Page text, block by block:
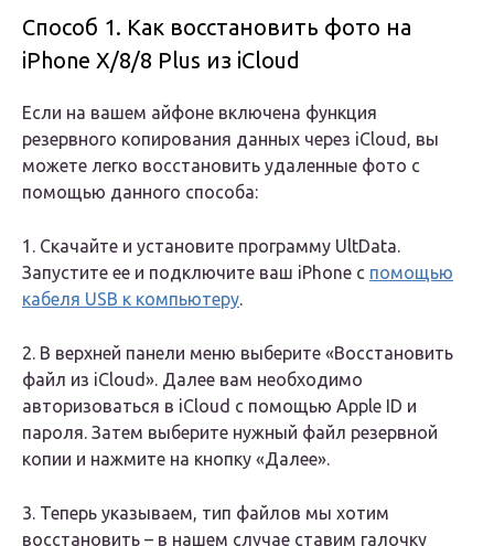
Способ 1. Как восстановить фото на
iPhone X/8/8 Plus из iCloud
Если на вашем айфоне включена функция
резервного копирования данных через iCloud, вы
можете легко восстановить удаленные фото с
помощью данного способа:
1. Скачайте и установите программу UltData.
Запустите ее и подключите ваш iPhone с помощью
кабеля USB к компьютеру.
2. В верхней панели меню выберите «Восстановить
файл из iCloud». Далее вам необходимо
авторизоваться в iCloud с помощью Apple ID и
пароля. Затем выберите нужный файл резервной
копии и нажмите на кнопку «Далее».
3. Теперь указываем, тип файлов мы хотим
восстановить – в нашем случае ставим галочку